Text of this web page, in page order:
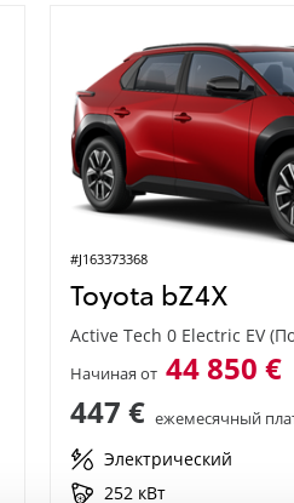
#J163373368
Toyota bZ4X
Active Tech 0 Electric EV
Начиная от 44 850 €
447 € ежемесячный
Электрический
252 кВт